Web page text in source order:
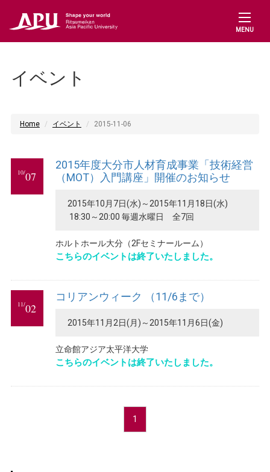
MENU
イベント
Home イベント 2015-11-06
10/07
2015年度大分市人材育成事業「技術経営
（MOT）入門講座」開催のお知らせ
2015年10月7日(水)～2015年11月18日(水)
18:30～20:00 毎週水曜日 全7回
ホルトホール大分（2Fセミナールーム）
こちらのイベントは終了いたしました。
11/02
コリアンウィーク （11/6まで）
2015年11月2日(月)～2015年11月6日(金)
立命館アジア太平洋大学
こちらのイベントは終了いたしました。
1